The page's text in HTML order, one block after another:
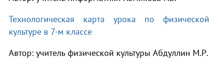
Технологическая карта урока по физической
культуре в 7-м классе
Автор: учитель физической культуры Абдуллин М.Р.